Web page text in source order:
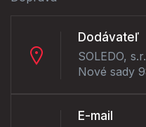
Dodávateľ
SOLEDO,
Nové sady
E-mail